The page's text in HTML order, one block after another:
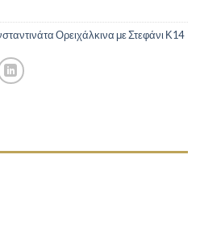
Ορειχάλκινα με Στεφάνι Κ14